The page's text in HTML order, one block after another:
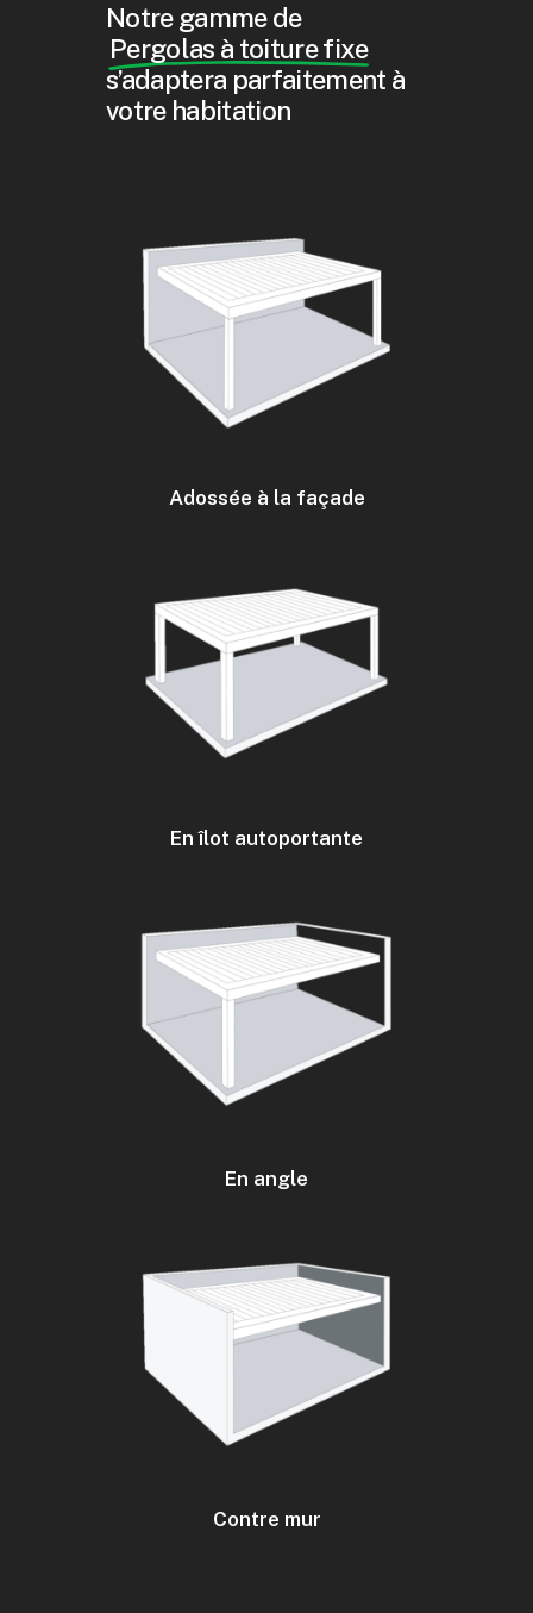
Notre gamme de
Pergolas à toiture fixe
s’adaptera parfaitement à
votre habitation
Adossée à la façade
En îlot autoportante
En angle
Contre mur